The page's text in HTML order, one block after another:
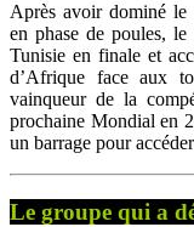
Après avoir dominé le
en phase de poules,
Tunisie en finale et
d’Afrique face aux
vainqueur de la
prochaine Mondial en
un barrage pour
Le groupe qui a